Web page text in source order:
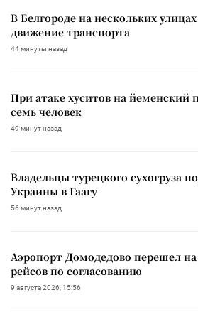
В Белгороде на нескольких
движение транспорта
44 минуты назад
При атаке хуситов на йеменский
семь человек
49 минут назад
Владельцы турецкого сухогруза
Украины в Гаагу
56 минут назад
Аэропорт Домодедово перешел
рейсов по согласованию
9 августа 2026, 15:56